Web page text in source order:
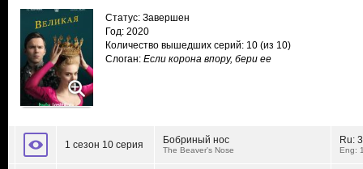
Статус: Завершен
Год: 2020
Количество вышедших серий: 10 (из 10)
Слоган: Если корона впору, бери ее
1 сезон 10 серия Бобриный нос
The Beaver's Nose
Ru:
Eng: